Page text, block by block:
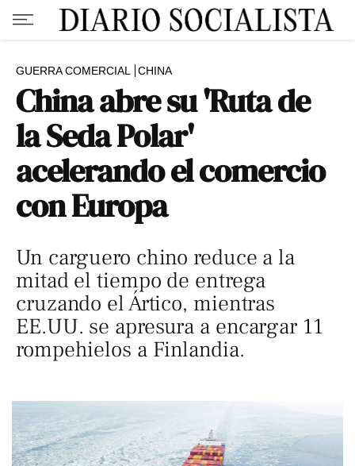
GUERRA COMERCIAL CHINA
China abre su 'Ruta de
la Seda Polar'
acelerando el comercio
con Europa
Un carguero chino reduce a la
mitad el tiempo de entrega
cruzando el Ártico, mientras
EE.UU. se apresura a encargar 11
rompehielos a Finlandia.